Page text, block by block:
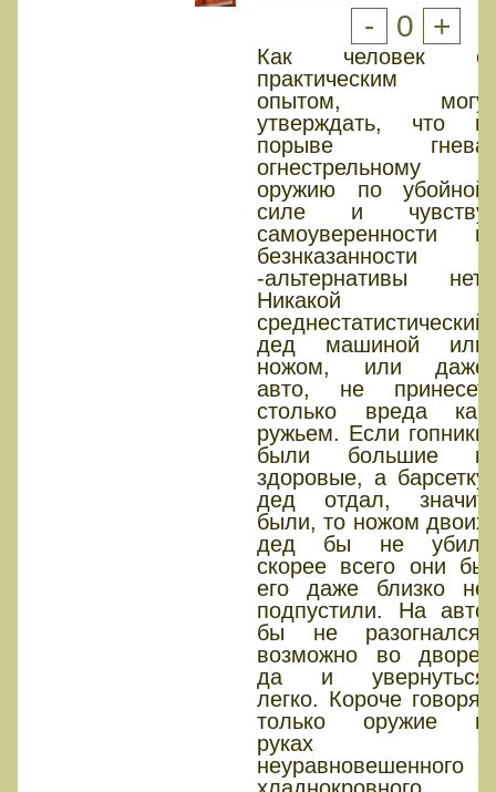
- 0 +
Как человек с
практическим
опытом, могу
утверждать, что в
порыве гнева
огнестрельному
оружию по убойной
силе и чувству
самоуверенности и
безнказанности
-альтернативы нет.
Никакой
среднестатистический
дед машиной или
ножом, или даже
авто, не принесет
столько вреда как
ружьем. Если гопники
были большие и
здоровые, а барсетку
дед отдал, значит
были, то ножом двоих
дед бы не убил,
скорее всего они бы
его даже близко не
подпустили. На авто
бы не разогнался,
возможно во дворе,
да и увернуться
легко. Короче говоря,
только оружие в
руках
неуравновешенного